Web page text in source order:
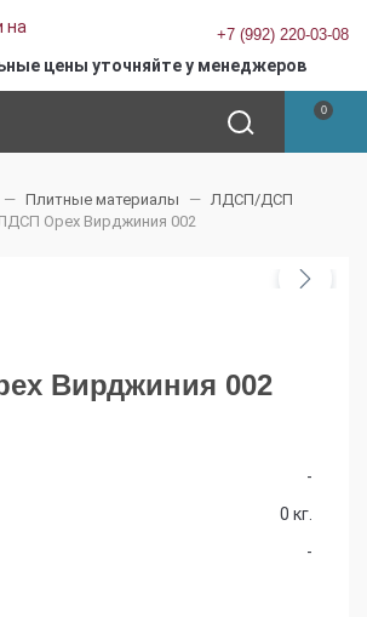
цены уточняйте у менеджеров
+7 (992) 220-03-08
0
Плитные материалы
ЛДСП/ДСП
Орех Вирджиния 002
Вирджиния 002
-
0 кг.
-